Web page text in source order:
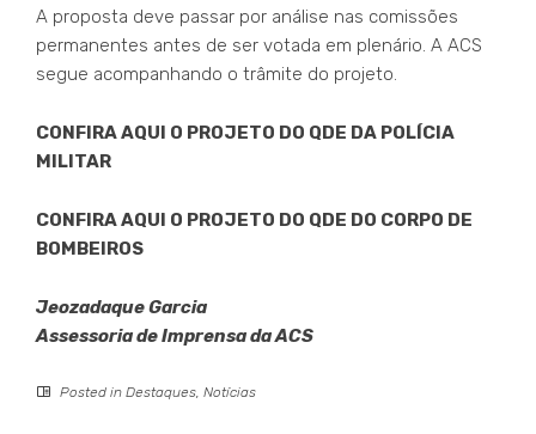
A proposta deve passar por análise nas comissões
permanentes antes de ser votada em plenário. A ACS
segue acompanhando o trâmite do projeto.
CONFIRA AQUI O PROJETO DO QDE DA POLÍCIA
MILITAR
CONFIRA AQUI O PROJETO DO QDE DO CORPO DE
BOMBEIROS
Jeozadaque Garcia
Assessoria de Imprensa da ACS
Posted in Destaques, Notícias